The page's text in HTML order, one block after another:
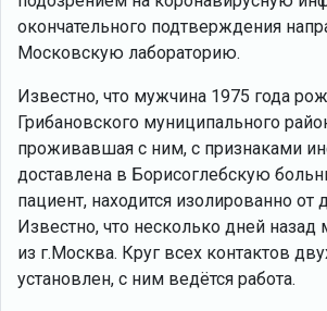
окончательного подтверждения
Московскую лабораторию.
Известно, что мужчина 1975 года
Грибановского муниципального
проживавшая с ним, с признаками
доставлена в Борисоглебскую
пациент, находится изолированно от
Известно, что несколько дней
из г.Москва. Круг всех контактов
установлен, с ним ведётся работа.